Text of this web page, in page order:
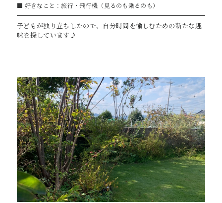
■ 好きなこと：旅行・飛行機（見るのも乗るのも）
子どもが独り立ちしたので、自分時間を愉しむための新たな趣
味を探しています♪